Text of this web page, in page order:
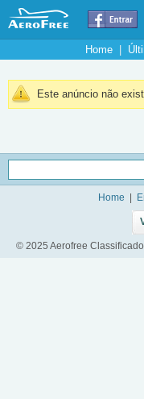
Home|
Este anúncio não
Home
© 2025 Aerofree